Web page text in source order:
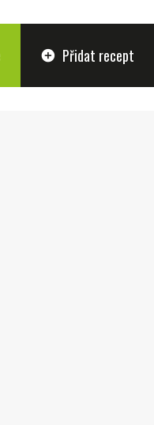
add_circle Přidat recept